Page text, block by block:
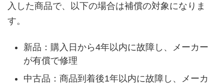
入した商品で、以下の場合は補償の対象になりま
す。
新品：購入日から4年以内に故障し、メーカー
が有償で修理
中古品：商品到着後1年以内に故障し、メーカ